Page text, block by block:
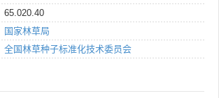
65.020.40
国家林草局
全国林草种子标准化技术委员会